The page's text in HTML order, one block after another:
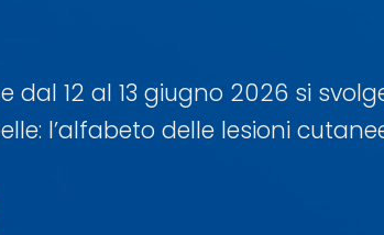
dal 12 al 13 giugno 2026 si
l’alfabeto delle lesioni